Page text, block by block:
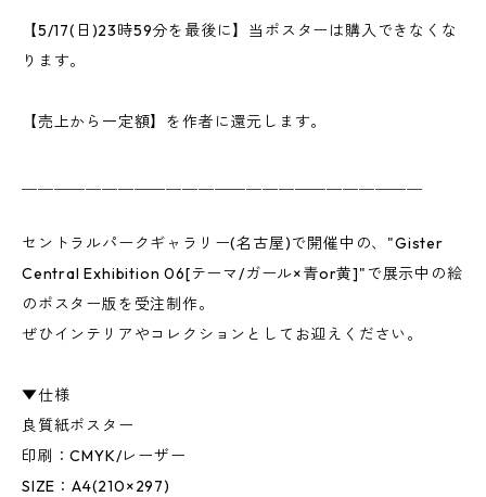
【5/17(日)23時59分を最後に】当ポスターは購入できなくな
ります。
【売上から一定額】を作者に還元します。
セントラルパークギャラリー(名古屋)で開催中の、"Gister
Central Exhibition 06[テーマ/ガール×青or黄]"で展示中の絵
のポスター版を受注制作。
ぜひインテリアやコレクションとしてお迎えください。
▼仕様
良質紙ポスター
印刷：CMYK/レーザー
SIZE：A4(210×297)